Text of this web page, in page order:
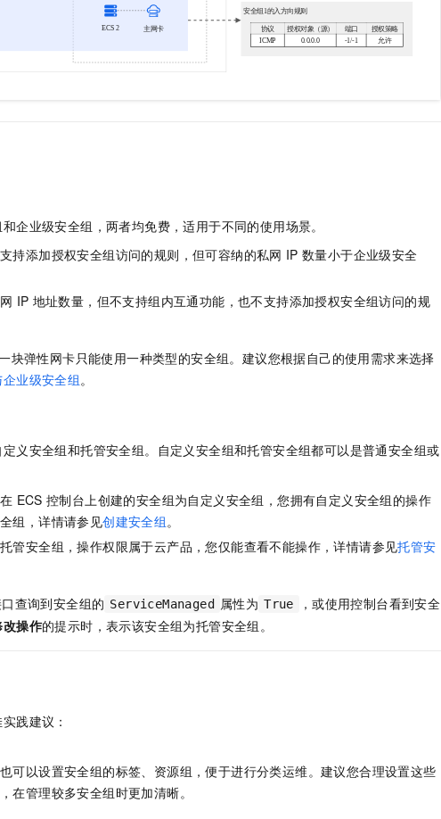
企业级安全组，两者均免费，适用于不同的使用场景。
持添加授权安全组访问的规则，但可容纳的私网 IP 数量小于企业级安全
IP 地址数量，但不支持组内互通功能，也不支持添加授权安全组访问的规
块弹性网卡只能使用一种类型的安全组。建议您根据自己的使用需求来选择
业级安全组。
义安全组和托管安全组。自定义安全组和托管安全组都可以是普通安全组或
ECS 控制台上创建的安全组为自定义安全组，您拥有自定义安全组的操作
组，详情请参见创建安全组。
管安全组，操作权限属于云产品，您仅能查看不能操作，详情请参见托管安
查询到安全组的 ServiceManaged 属性为 True
，或使用控制台看到安全
操作的提示时，表示该安全组为托管安全组。
践建议：
可以设置安全组的标签、资源组，便于进行分类运维。建议您合理设置这些
在管理较多安全组时更加清晰。